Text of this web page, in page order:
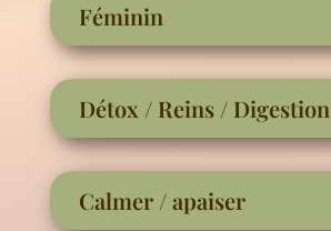
Féminin
Détox / Reins / Digestion
Calmer / apaiser